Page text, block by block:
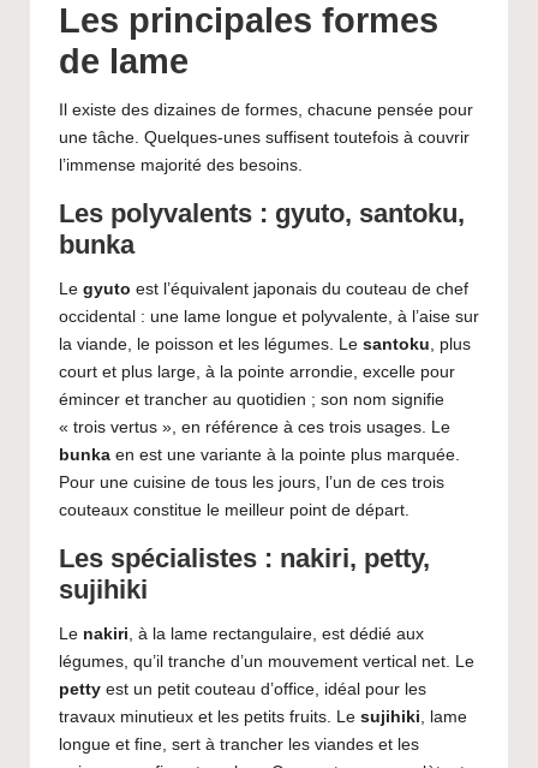
Les principales formes
de lame
Il existe des dizaines de formes, chacune pensée pour
une tâche. Quelques-unes suffisent toutefois à couvrir
l’immense majorité des besoins.
Les polyvalents : gyuto, santoku,
bunka
Le gyuto est l’équivalent japonais du couteau de chef
occidental : une lame longue et polyvalente, à l’aise sur
la viande, le poisson et les légumes. Le santoku, plus
court et plus large, à la pointe arrondie, excelle pour
émincer et trancher au quotidien ; son nom signifie
« trois vertus », en référence à ces trois usages. Le
bunka en est une variante à la pointe plus marquée.
Pour une cuisine de tous les jours, l’un de ces trois
couteaux constitue le meilleur point de départ.
Les spécialistes : nakiri, petty,
sujihiki
Le nakiri, à la lame rectangulaire, est dédié aux
légumes, qu’il tranche d’un mouvement vertical net. Le
petty est un petit couteau d’office, idéal pour les
travaux minutieux et les petits fruits. Le sujihiki, lame
longue et fine, sert à trancher les viandes et les